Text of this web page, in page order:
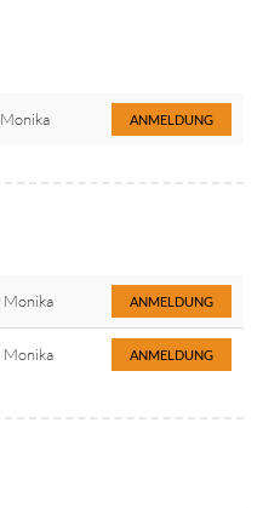
Monika ANMELDUNG
Monika ANMELDUNG
Monika ANMELDUNG